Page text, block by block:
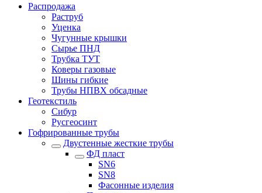
Распродажа
Раструб
Уценка
Чугунные крышки
Сырье ПНД
Трубка ТУТ
Коверы газовые
Шины гибкие
Трубы НПВХ обсадные
Геотекстиль
Сибур
Русгеосинт
Гофрированные трубы
Двустенные жесткие трубы
ФД пласт
SN6
SN8
Фасонные изделия